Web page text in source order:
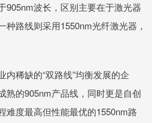
905nm波长，区别主要在于激光器
种路线则采用1550nm光纤激光器，
内稀缺的“双路线”均衡发展的企
熟的905nm产品线，同时更是自创
难度最高但性能最优的1550nm路